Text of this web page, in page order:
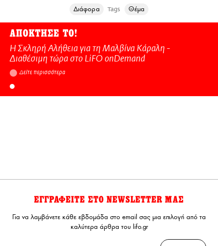
Διάφορα Tags Θέμα
ΑΠΟΚΤΗΣΕ ΤΟ!
Η Σκληρή Αλήθεια για τη Μαλβίνα Κάραλη -
Διαθέσιμη τώρα στo LiFO onDemand
Δείτε περισσότερα
ΕΓΓΡΑΦΕΙΤΕ ΣΤΟ NEWSLETTER ΜΑΣ
Για να λαμβάνετε κάθε εβδομάδα στο email σας μια επιλογή από τα
καλύτερα άρθρα του lifo.gr